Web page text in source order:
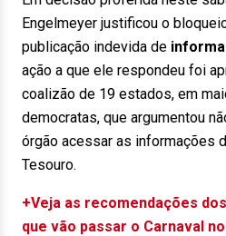
Engelmeyer justificou o
publicação indevida de
ação a que ele respondeu foi
coalizão de 19 estados, em
democratas, que argumentou
órgão acessar as informações
Tesouro.
+Veja as recomendações
que vão passar o Carnaval